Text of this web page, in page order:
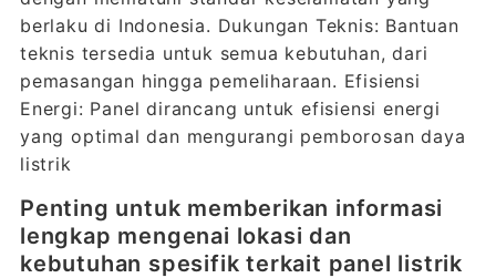
berlaku di Indonesia. Dukungan Teknis: Bantuan
teknis tersedia untuk semua kebutuhan, dari
pemasangan hingga pemeliharaan. Efisiensi
Energi: Panel dirancang untuk efisiensi energi
yang optimal dan mengurangi pemborosan daya
listrik
Penting untuk memberikan informasi
lengkap mengenai lokasi dan
kebutuhan spesifik terkait panel listrik